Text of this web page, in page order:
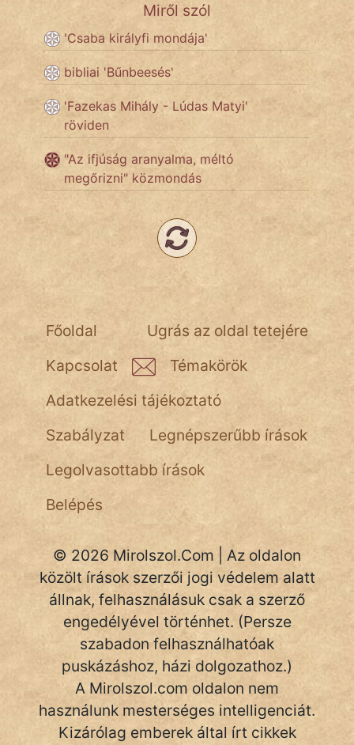
fantom
Hunor
Jób Gedeon
mikkamakka
vörös ördög
pszichopati
szegény legény
szemfüles
Miről szól
'Csaba királyfi mondája'
bibliai 'Bűnbeesés'
'Fazekas Mihály - Lúdas Matyi'
röviden
"Az ifjúság aranyalma, méltó
megőrizni" közmondás
Ugrás az oldal tetejére
Főoldal
Kapcsolat
Témakörök
Adatkezelési tájékoztató
Szabályzat
Legnépszerűbb írások
Legolvasottabb írások
Belépés
© 2026 Mirolszol.Com | Az oldalon
közölt írások szerzői jogi védelem alatt
állnak, felhasználásuk csak a szerző
engedélyével történhet. (Persze
szabadon felhasználhatóak
puskázáshoz, házi dolgozathoz.)
A Mirolszol.com oldalon nem
használunk mesterséges intelligenciát.
Kizárólag emberek által írt cikkek